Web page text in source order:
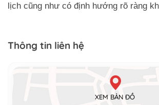
lịch cũng như có định hướng rõ ràng
Thông tin liên hệ
XEM BẢN ĐỒ